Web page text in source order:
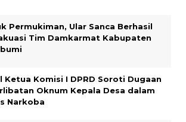
Permukiman, Ular Sanca Berhasil
Tim Damkarmat Kabupaten
Ketua Komisi I DPRD Soroti Dugaan
Oknum Kepala Desa dalam
Narkoba